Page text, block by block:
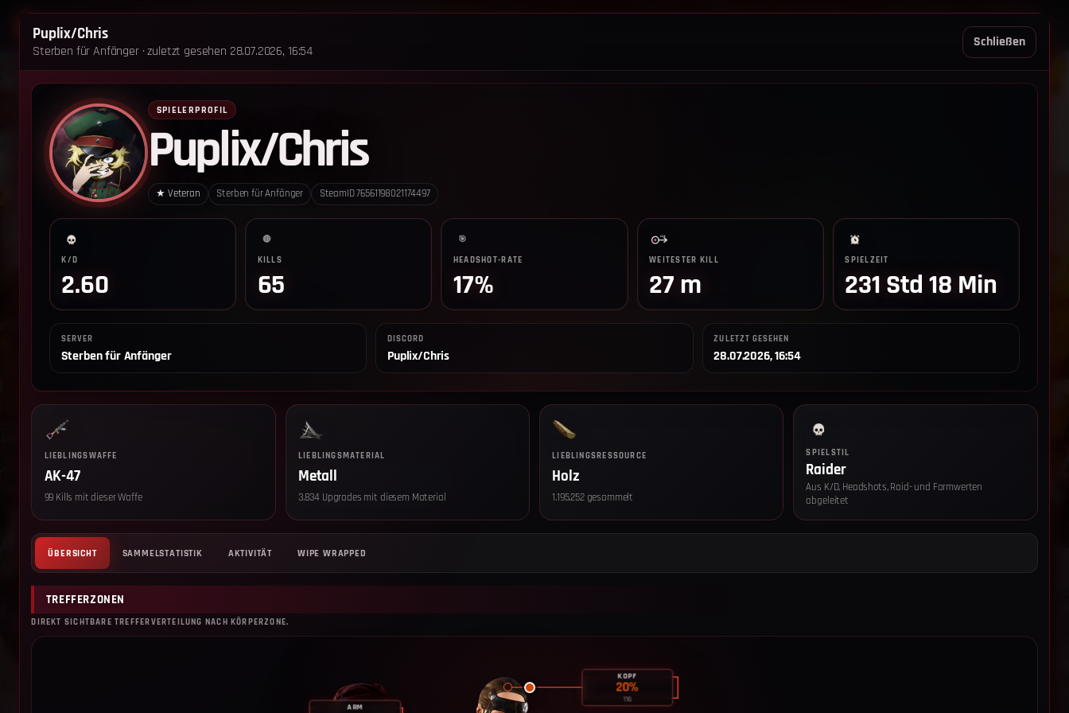
STERBEN FÜR ANFÄNGER
‹ Zurück zum Leaderboard
Puplix/Chris
Sterben für Anfänger · zuletzt gesehen 28.07.2026, 16:54
Schließen
SPIELERPROFIL
Puplix/Chris
★ Veteran Sterben für Anfänger SteamID76561198021174497
K/D
2.60
🔴
KILLS
65
🎯
HEADSHOT-RATE
17%
WEITESTER KILL
27 m
SPIELZEIT
231 Std 18 Min
SERVER
Sterben für Anfänger
DISCORD
Puplix/Chris
ZULETZT GESEHEN
28.07.2026, 16:54
LIEBLINGSWAFFE
AK-47
99 Kills mit dieser Waffe
LIEBLINGSMATERIAL
Metall
3.834 Upgrades mit diesem Material
LIEBLINGSRESSOURCE
Holz
1.195.252 gesammelt
SPIELSTIL
Raider
Aus K/D, Headshots, Raid- und Farmwerten
abgeleitet
ÜBERSICHT SAMMELSTATISTIK AKTIVITÄT WIPE WRAPPED
TREFFERZONEN
DIREKT SICHTBARE TREFFERVERTEILUNG NACH KÖRPERZONE.
KOPF
20%
116
ARM
ImpressumDatenschutz
Cookie-Einstellungen
Sterben für Anfänger - Alle Rechte vorbehalten.
Datenschutz-Einstellungen
Geräteart, aufgerufenen Pfad und Referrer. Die Daten bleiben auf unserem
gelöscht. Rechtsgrundlage: Art. 6 Abs. 1 lit. a DSGVO, § 25 Abs. 1 TTDSG.
widerrufen. Details findest du in der